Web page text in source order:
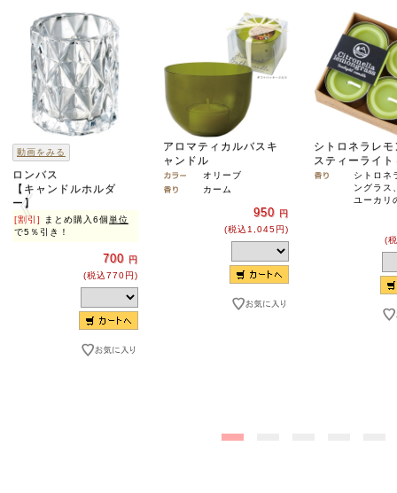
動画をみる
ロンバス
【キャンドルホルダ
ー】
[割引] まとめ購入6個 単位
で5％引き！
700 円
(税込770円)
アロマティカルバスキ
ャンドル
オリーブ
カーム
950 円
(税込1,045円)
シトロネラレ
スティーライ
シトロネ
ングラス
ユーカリ
(